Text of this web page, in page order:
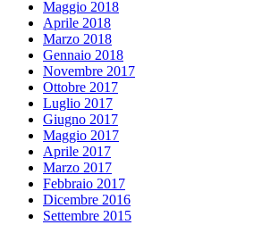
Maggio 2018
Aprile 2018
Marzo 2018
Gennaio 2018
Novembre 2017
Ottobre 2017
Luglio 2017
Giugno 2017
Maggio 2017
Aprile 2017
Marzo 2017
Febbraio 2017
Dicembre 2016
Settembre 2015